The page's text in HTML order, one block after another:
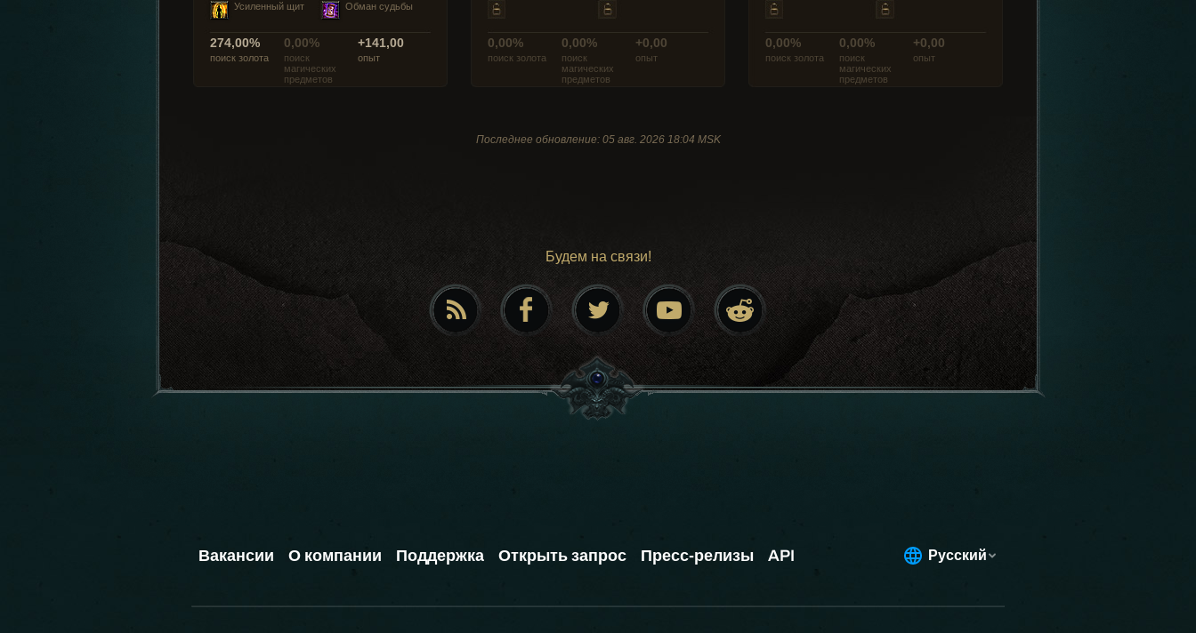
Усиленный щит Обман судьбы
274,00%
поиск золота
0,00%
поиск
магических
предметов
+141,00
опыт
0,00%
поиск золота
0,00%
поиск
магических
предметов
+0,00
опыт
0,00%
поиск золота
0,00%
поиск
магических
предметов
+0,00
опыт
Последнее обновление: 05 авг. 2026 18:04 MSK
Будем на связи!